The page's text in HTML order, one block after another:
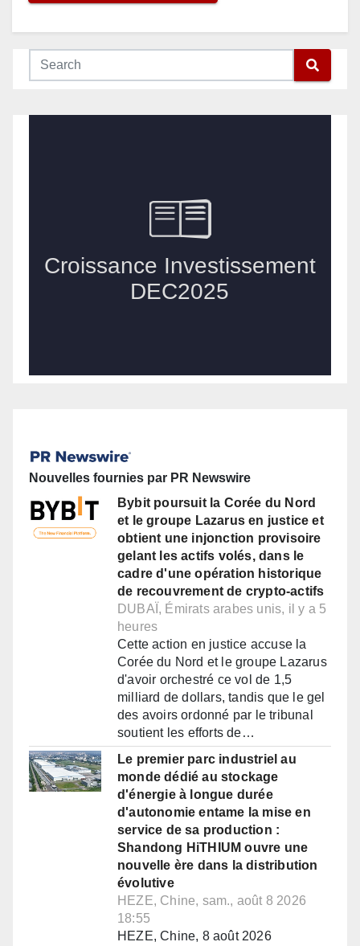
Nouvelles fournies par PR Newswire
Bybit poursuit la Corée du Nord
et le groupe Lazarus en justice et
obtient une injonction provisoire
gelant les actifs volés, dans le
cadre d'une opération historique
de recouvrement de crypto-actifs
DUBAÏ, Émirats arabes unis, il y a 5
heures
Cette action en justice accuse la
Corée du Nord et le groupe Lazarus
d'avoir orchestré ce vol de 1,5
milliard de dollars, tandis que le gel
des avoirs ordonné par le tribunal
soutient les efforts de…
Le premier parc industriel au
monde dédié au stockage
d'énergie à longue durée
d'autonomie entame la mise en
service de sa production :
Shandong HiTHIUM ouvre une
nouvelle ère dans la distribution
évolutive
HEZE, Chine, sam., août 8 2026
18:55
HEZE, Chine, 8 août 2026